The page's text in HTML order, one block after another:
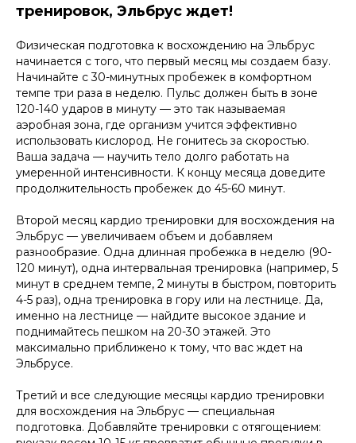
тренировок, Эльбрус ждет!
Физическая подготовка к восхождению на Эльбрус
начинается с того, что первый месяц мы создаем базу.
Начинайте с 30-минутных пробежек в комфортном
темпе три раза в неделю. Пульс должен быть в зоне
120-140 ударов в минуту — это так называемая
аэробная зона, где организм учится эффективно
использовать кислород. Не гонитесь за скоростью.
Ваша задача — научить тело долго работать на
умеренной интенсивности. К концу месяца доведите
продолжительность пробежек до 45-60 минут.
Второй месяц кардио тренировки для восхождения на
Эльбрус — увеличиваем объем и добавляем
разнообразие. Одна длинная пробежка в неделю (90-
120 минут), одна интервальная тренировка (например, 5
минут в среднем темпе, 2 минуты в быстром, повторить
4-5 раз), одна тренировка в гору или на лестнице. Да,
именно на лестнице — найдите высокое здание и
поднимайтесь пешком на 20-30 этажей. Это
максимально приближено к тому, что вас ждет на
Эльбрусе.
Третий и все следующие месяцы кардио тренировки
для восхождения на Эльбрус — специальная
подготовка. Добавляйте тренировки с отягощением: